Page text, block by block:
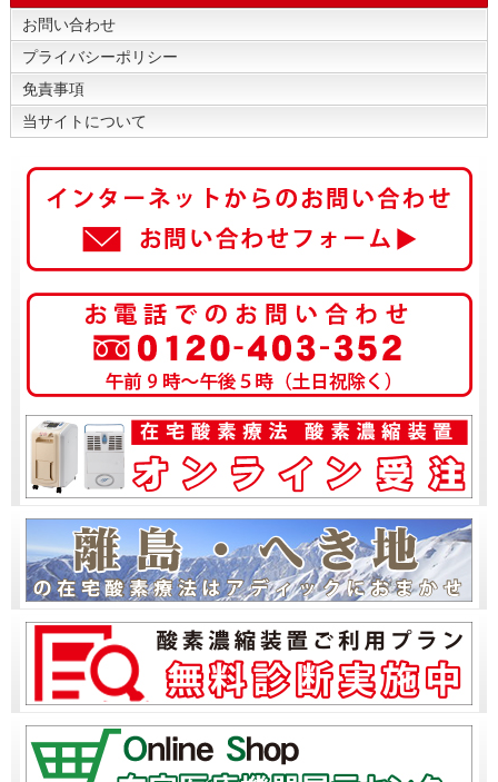
お問い合わせ
プライバシーポリシー
免責事項
当サイトについて